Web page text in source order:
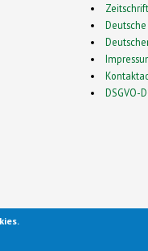
DSGVO-